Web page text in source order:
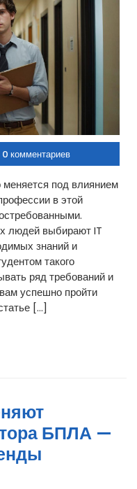
0 комментариев
под влиянием
в этой
людей выбирают IT
знаний и
такого
ряд требований и
успешно пройти
[…]
БПЛА —